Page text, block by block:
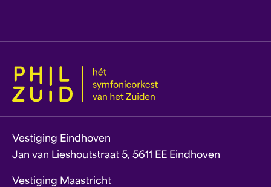
Vestiging Eindhoven
Jan van Lieshoutstraat 5, 5611 EE Eindhoven
Vestiging Maastricht